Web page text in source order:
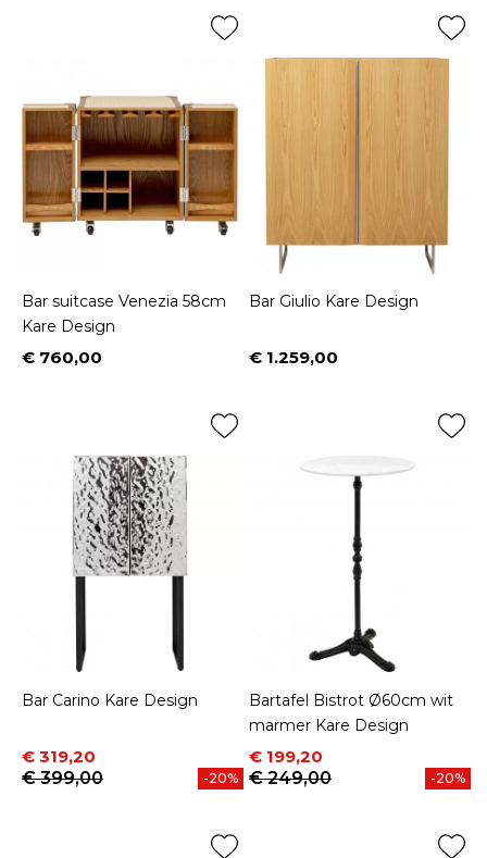
Bar suitcase Venezia 58cm
Kare Design
Prijs
€ 760,00
Bar Giulio Kare Design
Prijs
€ 1.259,00
Bar Carino Kare Design
Prijs
€ 319,20
Normale prijs
€ 399,00
-20%
Bartafel Bistrot Ø60cm wit
marmer Kare Design
Prijs
€ 199,20
Normale prijs
€ 249,00
-20%